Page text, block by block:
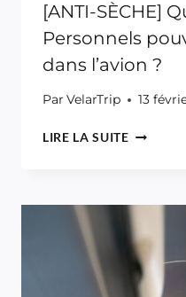
[ANTI-SÈCHE]
Personnels
dans l’avion ?
Par VelarTrip 13
LIRE LA SUITE[ANTI-
VOUS
DANS